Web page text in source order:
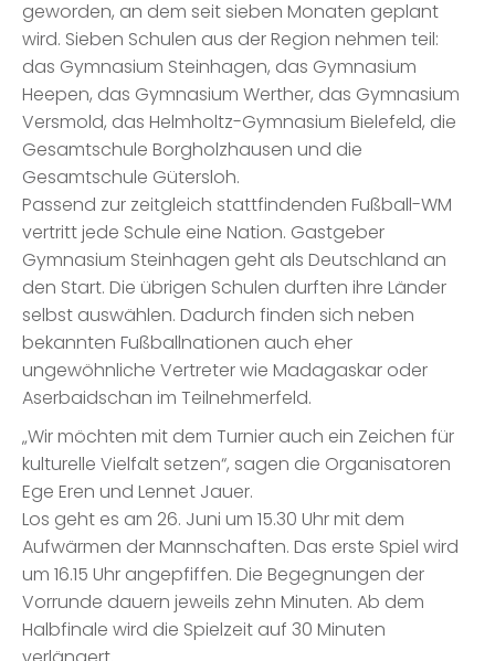
geworden, an dem seit sieben Monaten geplant
wird. Sieben Schulen aus der Region nehmen teil:
das Gymnasium Steinhagen, das Gymnasium
Heepen, das Gymnasium Werther, das Gymnasium
Versmold, das Helmholtz-Gymnasium Bielefeld, die
Gesamtschule Borgholzhausen und die
Gesamtschule Gütersloh.
Passend zur zeitgleich stattfindenden Fußball-WM
vertritt jede Schule eine Nation. Gastgeber
Gymnasium Steinhagen geht als Deutschland an
den Start. Die übrigen Schulen durften ihre Länder
selbst auswählen. Dadurch finden sich neben
bekannten Fußballnationen auch eher
ungewöhnliche Vertreter wie Madagaskar oder
Aserbaidschan im Teilnehmerfeld.
„Wir möchten mit dem Turnier auch ein Zeichen für
kulturelle Vielfalt setzen“, sagen die Organisatoren
Ege Eren und Lennet Jauer.
Los geht es am 26. Juni um 15.30 Uhr mit dem
Aufwärmen der Mannschaften. Das erste Spiel wird
um 16.15 Uhr angepfiffen. Die Begegnungen der
Vorrunde dauern jeweils zehn Minuten. Ab dem
Halbfinale wird die Spielzeit auf 30 Minuten